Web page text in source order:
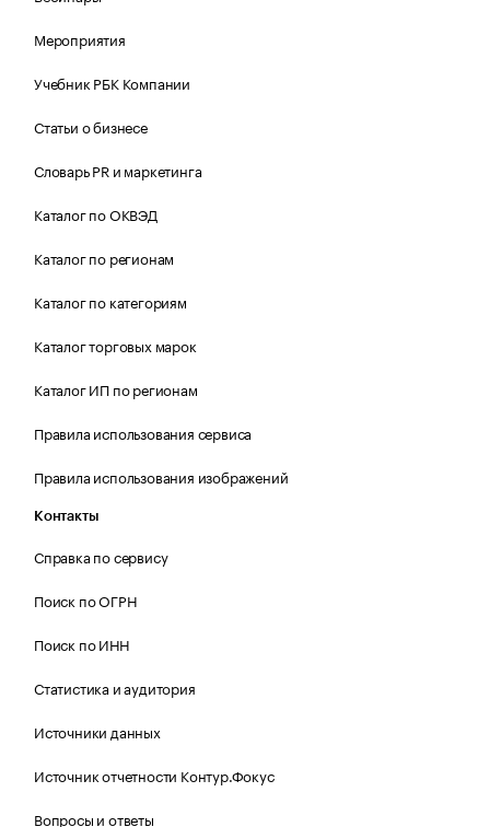
Мероприятия
Учебник РБК Компании
Статьи о бизнесе
Словарь PR и маркетинга
Каталог по ОКВЭД
Каталог по регионам
Каталог по категориям
Каталог торговых марок
Каталог ИП по регионам
Правила использования сервиса
Правила использования изображений
Контакты
Справка по сервису
Поиск по ОГРН
Поиск по ИНН
Статистика и аудитория
Источники данных
Источник отчетности Контур.Фокус
Вопросы и ответы